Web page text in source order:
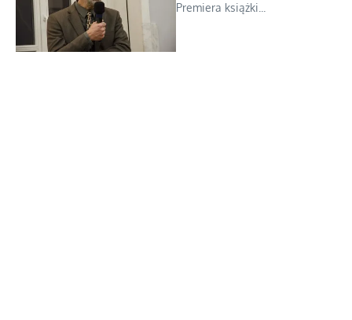
Premiera książki...